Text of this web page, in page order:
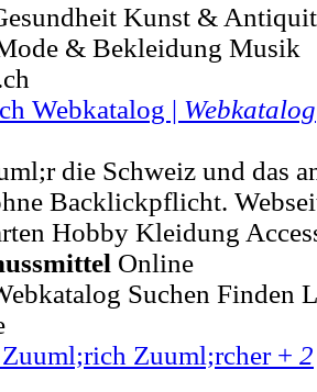
Kunst &
& Bekleidung Musik
Webkatalog | Webkatalog
die Schweiz und das
Backlickpflicht.
Hobby Kleidung
Online
Suchen Finden
Zuuml;rich Zuuml;rcher + 2